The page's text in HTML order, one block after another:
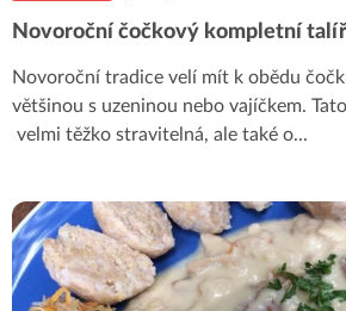
Novoroční čočkový kompletní talíř
Novoroční tradice velí mít k obědu
většinou s uzeninou nebo vajíčkem.
velmi těžko stravitelná, ale také o...